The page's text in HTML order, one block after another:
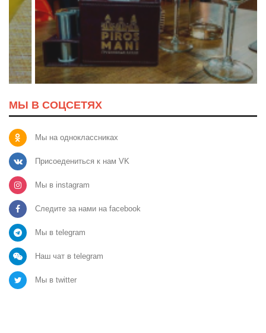
МЫ В СОЦСЕТЯХ
Мы на одноклассниках
Присоедениться к нам VK
Мы в instagram
Следите за нами на facebook
Мы в telegram
Наш чат в telegram
Мы в twitter